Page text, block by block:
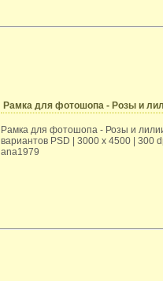
Рамка для фотошопа - Розы и
Рамка для фотошопа - Розы и
вариантов PSD | 3000 x 4500 | 300
ana1979